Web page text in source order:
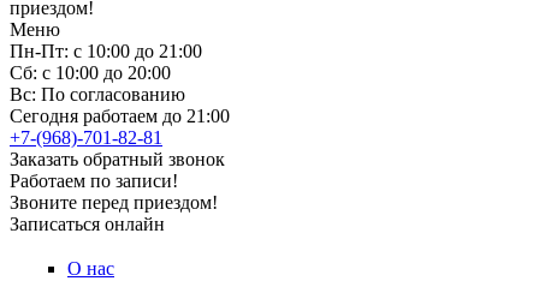
приездом!
Меню
Пн-Пт: с 10:00 до 21:00
Сб: с 10:00 до 20:00
Вс: По согласованию
Сегодня работаем до 21:00
+7-(968)-701-82-81
Заказать обратный звонок
Работаем по записи!
Звоните перед приездом!
Записаться онлайн
О нас